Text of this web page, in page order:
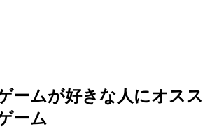
ームが好きな人にオスス
ーム